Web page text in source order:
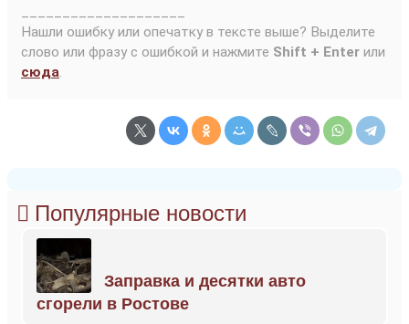
Нашли ошибку или опечатку в тексте выше? Выделите
слово или фразу с ошибкой и нажмите Shift + Enter или
сюда.
Популярные новости
Заправка и десятки авто
сгорели в Ростове